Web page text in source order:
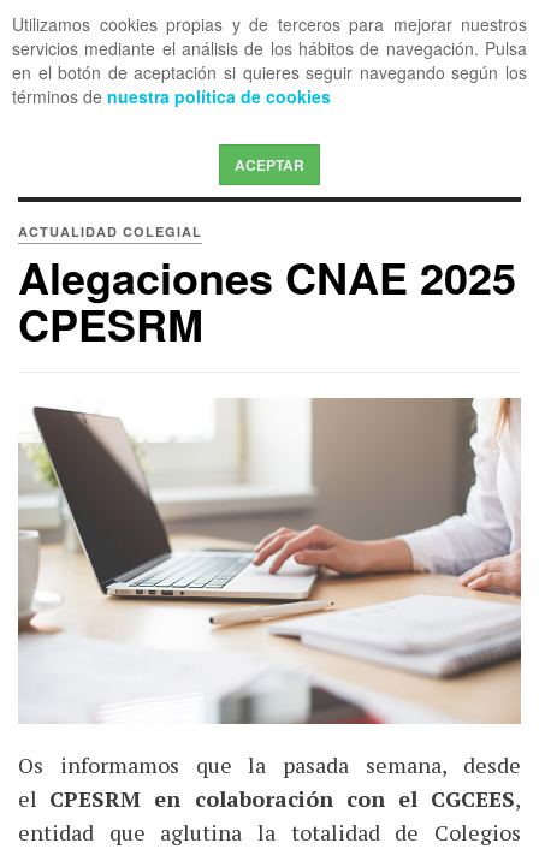
Utilizamos cookies propias y de terceros para mejorar nuestros
servicios mediante el análisis de los hábitos de navegación. Pulsa
en el botón de aceptación si quieres seguir navegando según los
términos de nuestra política de cookies
ACEPTAR
OFF CANVAS
ACTUALIDAD COLEGIAL
Alegaciones CNAE 2025
CPESRM
Os informamos que la pasada semana, desde
el CPESRM en colaboración con el CGCEES,
entidad que aglutina la totalidad de Colegios